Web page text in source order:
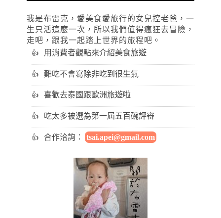
我是布雷克，愛美食愛旅行的女兒控老爸，一
生只活這麼一次，所以我們值得瘋狂去冒險，
走吧，跟我一起踏上世界的旅程吧。
用消費者觀點來介紹美食旅遊
難吃不會寫除非吃到很生氣
喜歡去泰國跟歐洲旅遊啦
吃太多被選為第一屆五百碗評審
合作洽詢： tsai.apei@gmail.com